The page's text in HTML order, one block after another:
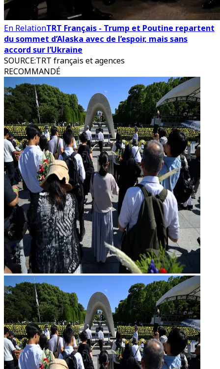
En RelationTRT Français - Trump et Poutine repartent
du sommet d’Alaska avec de l’espoir, mais sans
accord sur l’Ukraine
SOURCE:TRT français et agences
RECOMMANDÉ